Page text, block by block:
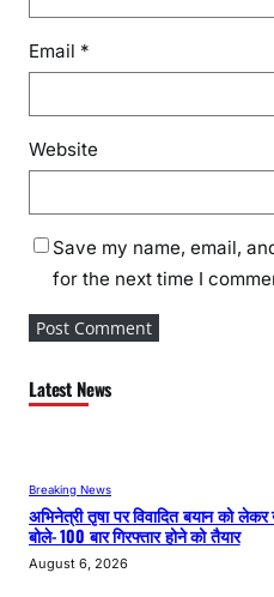
Email *
Website
Save my name, email,
for the next time I
Latest News
Breaking News
अभिनेत्री तृषा पर विवादित बयान को लेकर
बोले- 100 बार गिरफ्तार होने को तैयार
August 6, 2026